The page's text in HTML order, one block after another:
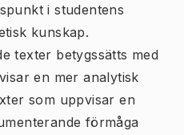
i studentens
kunskap.
texter betygssätts med
en mer analytisk
som uppvisar en
förmåga